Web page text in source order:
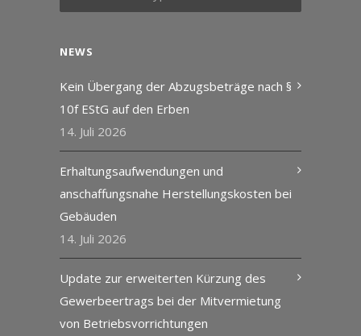
NEWS
Kein Übergang der Abzugsbeträge nach §
10f EStG auf den Erben
14. Juli 2026
Erhaltungsaufwendungen und
anschaffungsnahe Herstellungskosten bei
Gebäuden
14. Juli 2026
Update zur erweiterten Kürzung des
Gewerbeertrags bei der Mitvermietung
von Betriebsvorrichtungen